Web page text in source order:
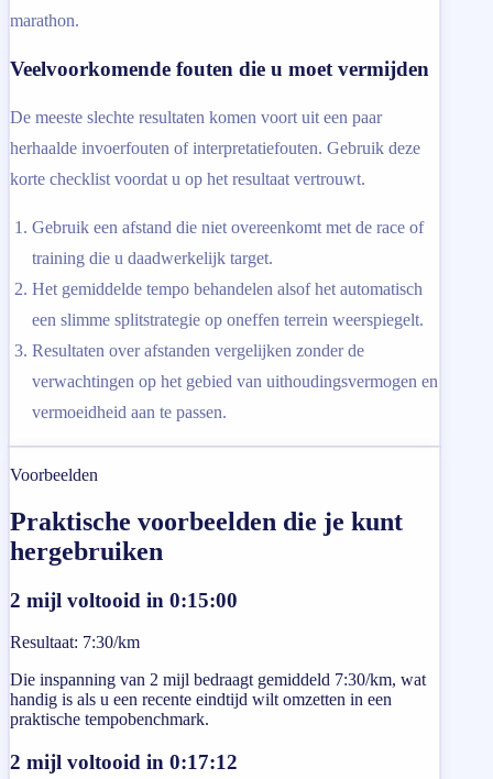
marathon.
Veelvoorkomende fouten die u moet vermijden
De meeste slechte resultaten komen voort uit een paar
herhaalde invoerfouten of interpretatiefouten. Gebruik deze
korte checklist voordat u op het resultaat vertrouwt.
Gebruik een afstand die niet overeenkomt met de race of
training die u daadwerkelijk target.
Het gemiddelde tempo behandelen alsof het automatisch
een slimme splitstrategie op oneffen terrein weerspiegelt.
Resultaten over afstanden vergelijken zonder de
verwachtingen op het gebied van uithoudingsvermogen en
vermoeidheid aan te passen.
Voorbeelden
Praktische voorbeelden die je kunt
hergebruiken
2 mijl voltooid in 0:15:00
Resultaat: 7:30/km
Die inspanning van 2 mijl bedraagt gemiddeld 7:30/km, wat
handig is als u een recente eindtijd wilt omzetten in een
praktische tempobenchmark.
2 mijl voltooid in 0:17:12